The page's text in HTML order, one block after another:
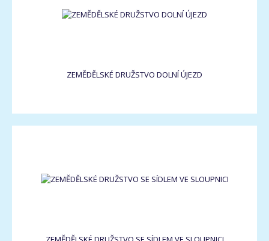
ZEMĚDĚLSKÉ DRUŽSTVO DOLNÍ ÚJEZD